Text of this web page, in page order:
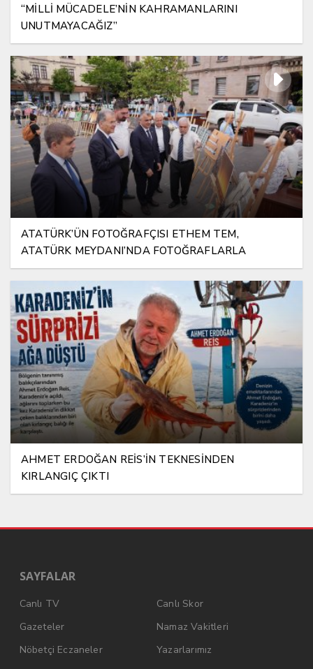
“MİLLİ MÜCADELE’NİN KAHRAMANLARINI
UNUTMAYACAĞIZ”
ATATÜRK’ÜN FOTOĞRAFÇISI ETHEM TEM,
ATATÜRK MEYDANI’NDA FOTOĞRAFLARLA
YAŞATILIYOR
AHMET ERDOĞAN REİS’İN TEKNESİNDEN
KIRLANGIÇ ÇIKTI
SAYFALAR
Canlı TV
Canlı Skor
Gazeteler
Namaz Vakitleri
Nöbetçi Eczaneler
Yazarlarımız